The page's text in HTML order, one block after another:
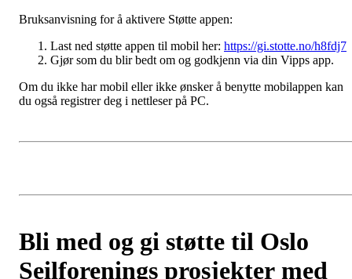
Bruksanvisning for å aktivere Støtte appen:
Last ned støtte appen til mobil her: https://gi.stotte.no/h8fdj7
Gjør som du blir bedt om og godkjenn via din Vipps app.
Om du ikke har mobil eller ikke ønsker å benytte mobilappen kan
du også registrer deg i nettleser på PC.
Bli med og gi støtte til Oslo
Seilforenings prosjekter med